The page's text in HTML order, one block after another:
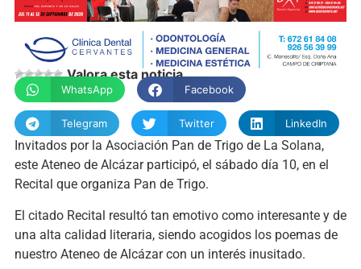
Valora esta noticia
WhatsApp Facebook
Telegram Twitter LinkedIn
Invitados por la Asociación Pan de Trigo de La Solana,
este Ateneo de Alcázar participó, el sábado día 10, en el
Recital que organiza Pan de Trigo.
El citado Recital resultó tan emotivo como interesante y de
una alta calidad literaria, siendo acogidos los poemas de
nuestro Ateneo de Alcázar con un interés inusitado.